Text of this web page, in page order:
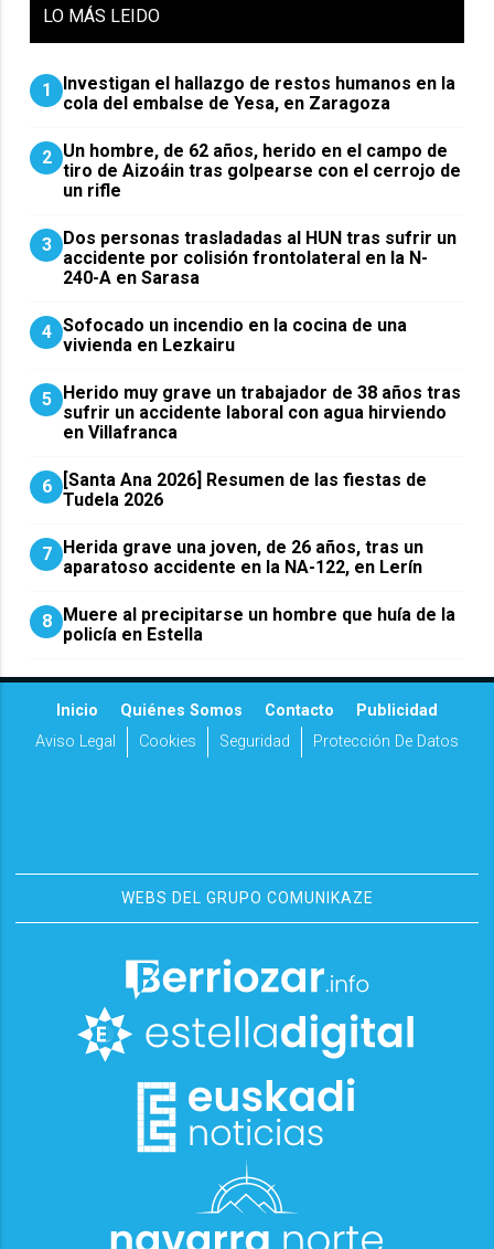
LO MÁS LEIDO
1
Investigan el hallazgo de restos humanos en la
cola del embalse de Yesa, en Zaragoza
2 Un hombre, de 62 años, herido en el campo de
tiro de Aizoáin tras golpearse con el cerrojo de
un rifle
3
​Dos personas trasladadas al HUN tras sufrir un
accidente por colisión frontolateral en la N-
240-A en Sarasa
4 Sofocado un incendio en la cocina de una
vivienda en Lezkairu
5
Herido muy grave un trabajador de 38 años tras
sufrir un accidente laboral con agua hirviendo
en Villafranca
6
[Santa Ana 2026] Resumen de las fiestas de
Tudela 2026
7
Herida grave una joven, de 26 años, tras un
aparatoso accidente en la NA-122, en Lerín
8
Muere al precipitarse un hombre que huía de la
policía en Estella
Inicio Quiénes Somos Contacto
Publicidad
Aviso Legal
Cookies Seguridad Protección De Datos
WEBS DEL GRUPO COMUNIKAZE